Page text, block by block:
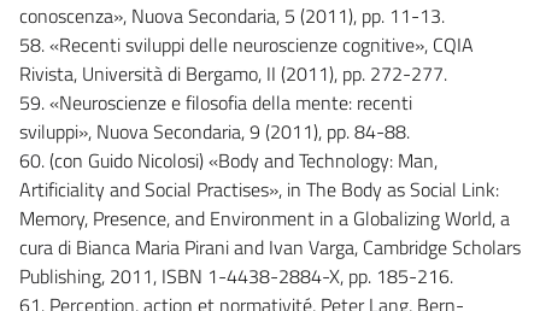
conoscenza», Nuova Secondaria, 5 (2011), pp. 11-13.
58. «Recenti sviluppi delle neuroscienze cognitive», CQIA
Rivista, Università di Bergamo, II (2011), pp. 272-277.
59. «Neuroscienze e filosofia della mente: recenti
sviluppi», Nuova Secondaria, 9 (2011), pp. 84-88.
60. (con Guido Nicolosi) «Body and Technology: Man,
Artificiality and Social Practises», in The Body as Social Link:
Memory, Presence, and Environment in a Globalizing World, a
cura di Bianca Maria Pirani and Ivan Varga, Cambridge Scholars
Publishing, 2011, ISBN 1-4438-2884-X, pp. 185-216.
61. Perception, action et normativité, Peter Lang, Bern-